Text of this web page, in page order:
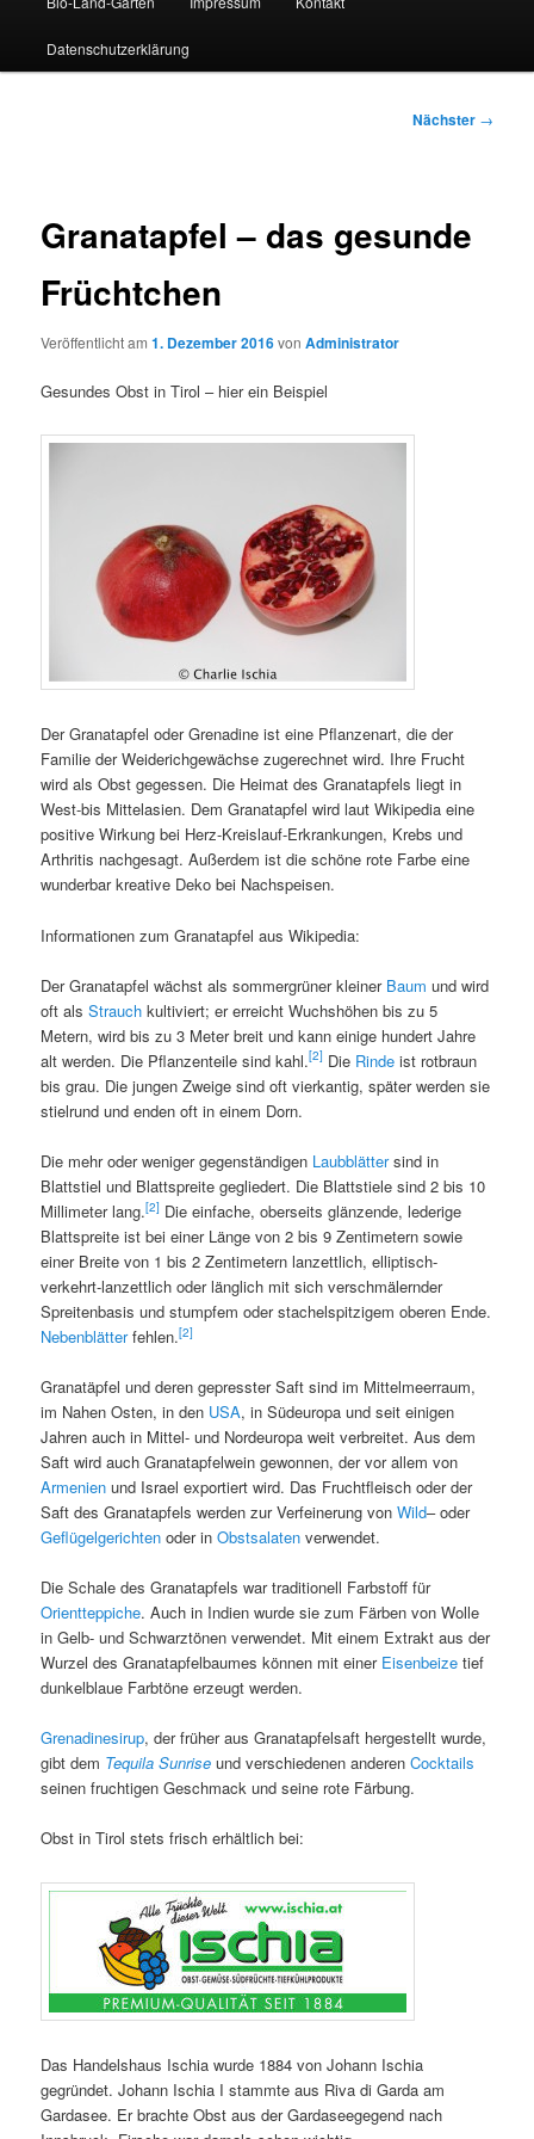
Datenschutzerklärung
Nächster →
Granatapfel – das gesunde
Früchtchen
Veröffentlicht am1. Dezember 2016vonAdministrator
Gesundes Obst in Tirol – hier ein Beispiel
Der Granatapfel oder Grenadine ist eine Pflanzenart, die der
Familie der Weiderichgewächse zugerechnet wird. Ihre Frucht
wird als Obst gegessen. Die Heimat des Granatapfels liegt in
West-bis Mittelasien. Dem Granatapfel wird laut Wikipedia eine
positive Wirkung bei Herz-Kreislauf-Erkrankungen, Krebs und
Arthritis nachgesagt. Außerdem ist die schöne rote Farbe eine
wunderbar kreative Deko bei Nachspeisen.
Informationen zum Granatapfel aus Wikipedia:
Der Granatapfel wächst als sommergrüner kleiner Baum und wird
oft alsStrauch kultiviert; er erreicht Wuchshöhen bis zu 5
Metern, wird bis zu 3 Meter breit und kann einige hundert Jahre
alt werden. Die Pflanzenteile sind kahl.[2] Die Rinde ist rotbraun
bis grau. Die jungen Zweige sind oft vierkantig, später werden sie
stielrund und enden oft in einem Dorn.
Die mehr oder weniger gegenständigen Laubblättersind in
Blattstiel und Blattspreite gegliedert. Die Blattstiele sind 2 bis 10
Millimeter lang.[2] Die einfache, oberseits glänzende, lederige
Blattspreite ist bei einer Länge von 2 bis 9 Zentimetern sowie
einer Breite von 1 bis 2 Zentimetern lanzettlich, elliptisch-
verkehrt-lanzettlich oder länglich mit sich verschmälernder
Spreitenbasis und stumpfem oder stachelspitzigem oberen Ende.
Nebenblätterfehlen.[2]
Granatäpfel und deren gepresster Saft sind im Mittelmeerraum,
im Nahen Osten, in den USA, in Südeuropa und seit einigen
Jahren auch in Mittel- und Nordeuropa weit verbreitet. Aus dem
Saft wird auch Granatapfelwein gewonnen, der vor allem von
Armenien und Israel exportiert wird. Das Fruchtfleisch oder der
Saft des Granatapfels werden zur Verfeinerung vonWild– oder
Geflügelgerichten oder inObstsalaten verwendet.
Die Schale des Granatapfels war traditionell Farbstoff für
Orientteppiche. Auch in Indien wurde sie zum Färben von Wolle
in Gelb- und Schwarztönen verwendet. Mit einem Extrakt aus der
Wurzel des Granatapfelbaumes können mit einer Eisenbeize tief
dunkelblaue Farbtöne erzeugt werden.
Grenadinesirup, der früher aus Granatapfelsaft hergestellt wurde,
gibt dem Tequila Sunrise und verschiedenen anderenCocktails
seinen fruchtigen Geschmack und seine rote Färbung.
Obst in Tirol stets frisch erhältlich bei:
Das Handelshaus Ischia wurde 1884 von Johann Ischia
gegründet. Johann Ischia I stammte aus Riva di Garda am
Gardasee. Er brachte Obst aus der Gardaseegegend nach